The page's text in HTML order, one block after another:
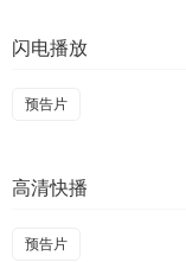
闪电播放
预告片
高清快播
预告片